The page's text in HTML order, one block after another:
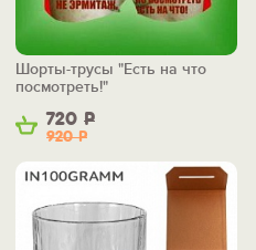
720 Р
920Р
Шорты-трусы "Есть на что
посмотреть!"